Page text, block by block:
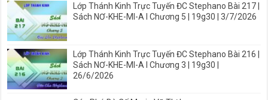
Lớp Thánh Kinh Trực Tuyến ĐC Stephano Bài 217 |
Sách NƠ-KHE-MI-A I Chương 5 | 19g30 | 3/7/2026
Lớp Thánh Kinh Trực Tuyến ĐC Stephano Bài 216 |
Sách NƠ-KHE-MI-A I Chương 3 | 19g30 |
26/6/2026